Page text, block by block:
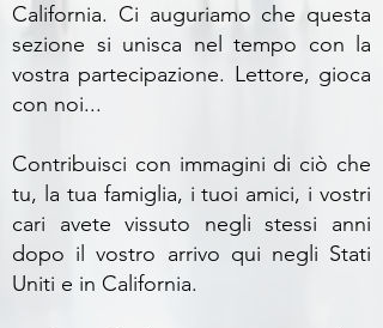
California. Ci auguriamo che questa
sezione si unisca nel tempo con la
vostra partecipazione. Lettore, gioca
con noi...
Contribuisci con immagini di ciò che
tu, la tua famiglia, i tuoi amici, i vostri
cari avete vissuto negli stessi anni
dopo il vostro arrivo qui negli Stati
Uniti e in California.